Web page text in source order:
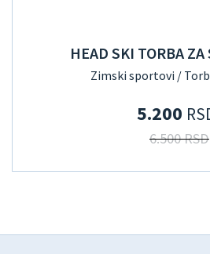
HEAD SKI TORBA
Zimski sportovi /
5.200
6.500 RSD